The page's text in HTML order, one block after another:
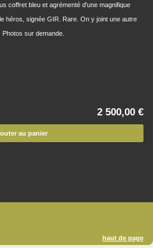
coffret bleu et agrémenté d'une magnifique
héros, signée GIR. Rare. On y joint une autre
sur demande.
2 500,00 €
au panier
haut de page